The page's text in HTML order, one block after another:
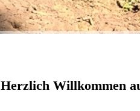
Herzlich Willkommen